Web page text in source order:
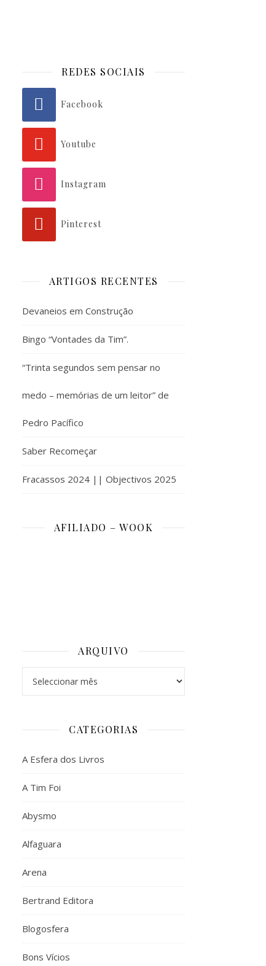
REDES SOCIAIS
Facebook
Youtube
Instagram
Pinterest
ARTIGOS RECENTES
Devaneios em Construção
Bingo “Vontades da Tim”.
“Trinta segundos sem pensar no
medo – memórias de um leitor” de
Pedro Pacífico
Saber Recomeçar
Fracassos 2024 || Objectivos 2025
AFILIADO – WOOK
ARQUIVO
CATEGORIAS
A Esfera dos Livros
A Tim Foi
Abysmo
Alfaguara
Arena
Bertrand Editora
Blogosfera
Bons Vícios